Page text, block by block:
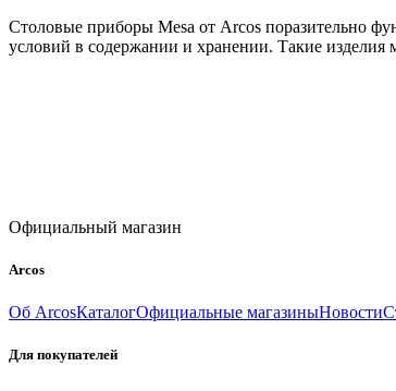
Столовые приборы Mesa от Arcos поразительно
условий в содержании и хранении. Такие изделия
Официальный магазин
Arcos
Об ArcosКаталогОфициальные магазиныНовости
Для покупателей